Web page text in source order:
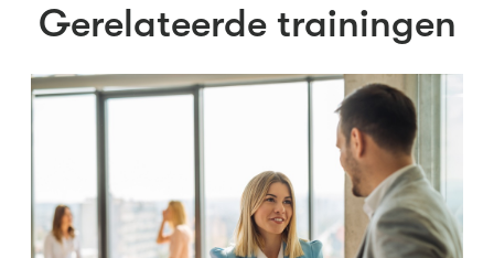
Gerelateerde trainingen